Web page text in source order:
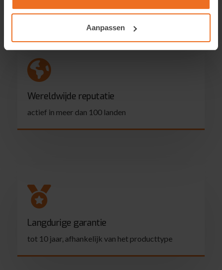
Aanpassen
Wereldwijde reputatie
actief in meer dan 100 landen
Langdurige garantie
tot 10 jaar, afhankelijk van het producttype